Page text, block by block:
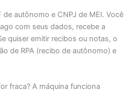
de autônomo e CNPJ de MEI. Você
com seus dados, recebe a
quiser emitir recibos ou notas, o
de RPA (recibo de autônomo) e
fraca? A máquina funciona